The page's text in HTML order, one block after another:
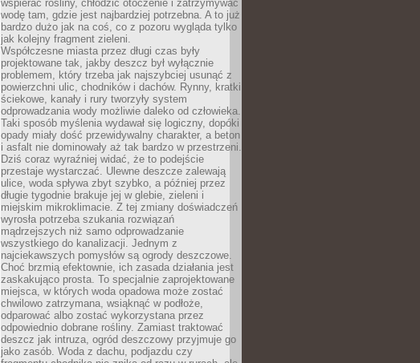
wspierać rośliny, chłodzić otoczenie i zatrzymywać
wodę tam, gdzie jest najbardziej potrzebna. A to już
bardzo dużo jak na coś, co z pozoru wygląda tylko
jak kolejny fragment zieleni.
Współczesne miasta przez długi czas były
projektowane tak, jakby deszcz był wyłącznie
problemem, który trzeba jak najszybciej usunąć z
powierzchni ulic, chodników i dachów. Rynny, kratki
ściekowe, kanały i rury tworzyły system
odprowadzania wody możliwie daleko od człowieka.
Taki sposób myślenia wydawał się logiczny, dopóki
opady miały dość przewidywalny charakter, a beton
i asfalt nie dominowały aż tak bardzo w przestrzeni.
Dziś coraz wyraźniej widać, że to podejście
przestaje wystarczać. Ulewne deszcze zalewają
ulice, woda spływa zbyt szybko, a później przez
długie tygodnie brakuje jej w glebie, zieleni i
miejskim mikroklimacie. Z tej zmiany doświadczeń
wyrosła potrzeba szukania rozwiązań
mądrzejszych niż samo odprowadzanie
wszystkiego do kanalizacji. Jednym z
najciekawszych pomysłów są ogrody deszczowe.
Choć brzmią efektownie, ich zasada działania jest
zaskakująco prosta. To specjalnie zaprojektowane
miejsca, w których woda opadowa może zostać
chwilowo zatrzymana, wsiąknąć w podłoże,
odparować albo zostać wykorzystana przez
odpowiednio dobrane rośliny. Zamiast traktować
deszcz jak intruza, ogród deszczowy przyjmuje go
jako zasób. Woda z dachu, podjazdu czy